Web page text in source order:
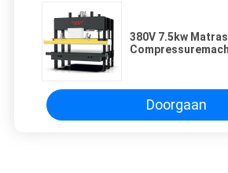
380V 7.5kw Matras
Doorgaan